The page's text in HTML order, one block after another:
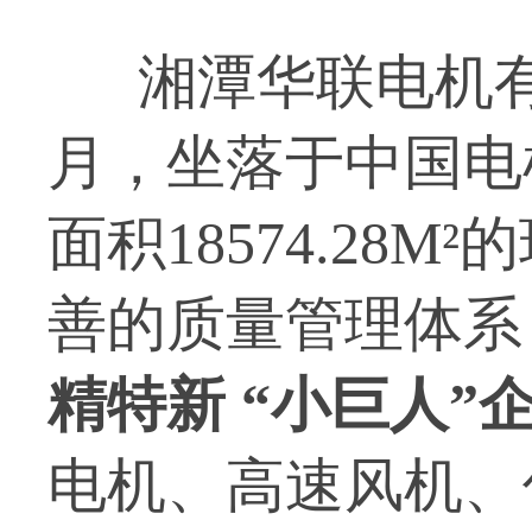
湘潭华联电机
月，坐落于中国
面积18574.28M²
善的质量管理体
精特新 “小巨人”
电机、高速风机